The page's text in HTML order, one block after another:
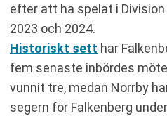
efter att ha spelat i Division
2023 och 2024.
Historiskt sett har
fem senaste inbördes
vunnit tre, medan Norrby
segern för Falkenberg